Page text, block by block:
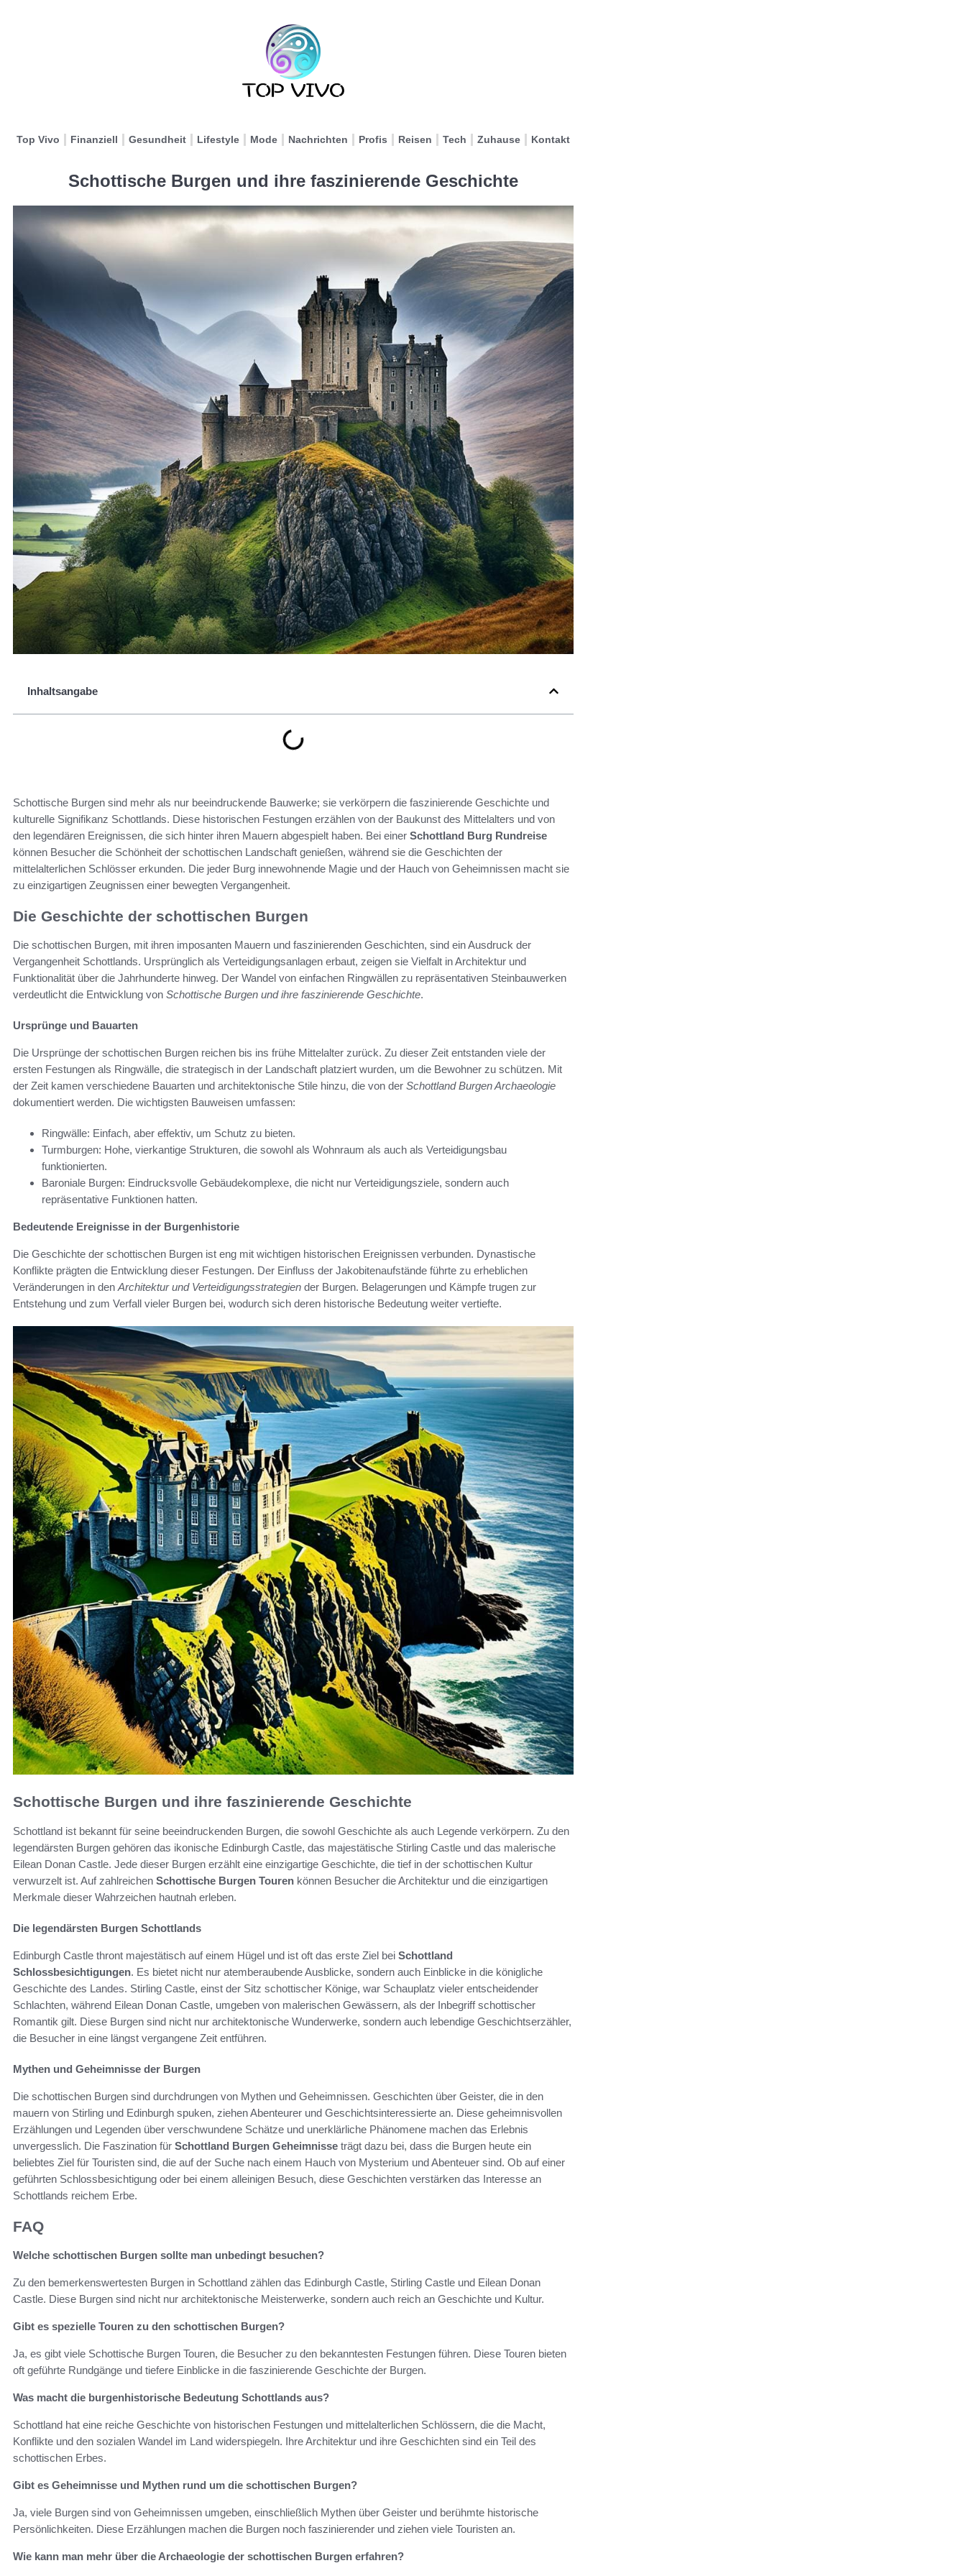
Top Vivo Finanziell Gesundheit Lifestyle Mode Nachrichten Profis Reisen Tech Zuhause Kontakt
Schottische Burgen und ihre faszinierende Geschichte
Inhaltsangabe
Schottische Burgen sind mehr als nur beeindruckende Bauwerke; sie verkörpern die faszinierende Geschichte und
kulturelle Signifikanz Schottlands. Diese historischen Festungen erzählen von der Baukunst des Mittelalters und von
den legendären Ereignissen, die sich hinter ihren Mauern abgespielt haben. Bei einer Schottland Burg Rundreise
können Besucher die Schönheit der schottischen Landschaft genießen, während sie die Geschichten der
mittelalterlichen Schlösser erkunden. Die jeder Burg innewohnende Magie und der Hauch von Geheimnissen macht sie
zu einzigartigen Zeugnissen einer bewegten Vergangenheit.
Die Geschichte der schottischen Burgen
Die schottischen Burgen, mit ihren imposanten Mauern und faszinierenden Geschichten, sind ein Ausdruck der
Vergangenheit Schottlands. Ursprünglich als Verteidigungsanlagen erbaut, zeigen sie Vielfalt in Architektur und
Funktionalität über die Jahrhunderte hinweg. Der Wandel von einfachen Ringwällen zu repräsentativen Steinbauwerken
verdeutlicht die Entwicklung von Schottische Burgen und ihre faszinierende Geschichte.
Ursprünge und Bauarten
Die Ursprünge der schottischen Burgen reichen bis ins frühe Mittelalter zurück. Zu dieser Zeit entstanden viele der
ersten Festungen als Ringwälle, die strategisch in der Landschaft platziert wurden, um die Bewohner zu schützen. Mit
der Zeit kamen verschiedene Bauarten und architektonische Stile hinzu, die von der Schottland Burgen Archaeologie
dokumentiert werden. Die wichtigsten Bauweisen umfassen:
Ringwälle: Einfach, aber effektiv, um Schutz zu bieten.
Turmburgen: Hohe, vierkantige Strukturen, die sowohl als Wohnraum als auch als Verteidigungsbau
funktionierten.
Baroniale Burgen: Eindrucksvolle Gebäudekomplexe, die nicht nur Verteidigungsziele, sondern auch
repräsentative Funktionen hatten.
Bedeutende Ereignisse in der Burgenhistorie
Die Geschichte der schottischen Burgen ist eng mit wichtigen historischen Ereignissen verbunden. Dynastische
Konflikte prägten die Entwicklung dieser Festungen. Der Einfluss der Jakobitenaufstände führte zu erheblichen
Veränderungen in denArchitektur und Verteidigungsstrategien der Burgen. Belagerungen und Kämpfe trugen zur
Entstehung und zum Verfall vieler Burgen bei, wodurch sich deren historische Bedeutung weiter vertiefte.
Schottische Burgen und ihre faszinierende Geschichte
Schottland ist bekannt für seine beeindruckenden Burgen, die sowohl Geschichte als auch Legende verkörpern. Zu den
legendärsten Burgen gehören das ikonische Edinburgh Castle, das majestätische Stirling Castle und das malerische
Eilean Donan Castle. Jede dieser Burgen erzählt eine einzigartige Geschichte, die tief in der schottischen Kultur
verwurzelt ist. Auf zahlreichen Schottische Burgen Touren können Besucher die Architektur und die einzigartigen
Merkmale dieser Wahrzeichen hautnah erleben.
Die legendärsten Burgen Schottlands
Edinburgh Castle thront majestätisch auf einem Hügel und ist oft das erste Ziel bei Schottland
Schlossbesichtigungen. Es bietet nicht nur atemberaubende Ausblicke, sondern auch Einblicke in die königliche
Geschichte des Landes. Stirling Castle, einst der Sitz schottischer Könige, war Schauplatz vieler entscheidender
Schlachten, während Eilean Donan Castle, umgeben von malerischen Gewässern, als der Inbegriff schottischer
Romantik gilt. Diese Burgen sind nicht nur architektonische Wunderwerke, sondern auch lebendige Geschichtserzähler,
die Besucher in eine längst vergangene Zeit entführen.
Mythen und Geheimnisse der Burgen
Die schottischen Burgen sind durchdrungen von Mythen und Geheimnissen. Geschichten über Geister, die in den
mauern von Stirling und Edinburgh spuken, ziehen Abenteurer und Geschichtsinteressierte an. Diese geheimnisvollen
Erzählungen und Legenden über verschwundene Schätze und unerklärliche Phänomene machen das Erlebnis
unvergesslich. Die Faszination für Schottland Burgen Geheimnisse trägt dazu bei, dass die Burgen heute ein
beliebtes Ziel für Touristen sind, die auf der Suche nach einem Hauch von Mysterium und Abenteuer sind. Ob auf einer
geführten Schlossbesichtigung oder bei einem alleinigen Besuch, diese Geschichten verstärken das Interesse an
Schottlands reichem Erbe.
FAQ
Welche schottischen Burgen sollte man unbedingt besuchen?
Zu den bemerkenswertesten Burgen in Schottland zählen das Edinburgh Castle, Stirling Castle und Eilean Donan
Castle. Diese Burgen sind nicht nur architektonische Meisterwerke, sondern auch reich an Geschichte und Kultur.
Gibt es spezielle Touren zu den schottischen Burgen?
Ja, es gibt viele Schottische Burgen Touren, die Besucher zu den bekanntesten Festungen führen. Diese Touren bieten
oft geführte Rundgänge und tiefere Einblicke in die faszinierende Geschichte der Burgen.
Was macht die burgenhistorische Bedeutung Schottlands aus?
Schottland hat eine reiche Geschichte von historischen Festungen und mittelalterlichen Schlössern, die die Macht,
Konflikte und den sozialen Wandel im Land widerspiegeln. Ihre Architektur und ihre Geschichten sind ein Teil des
schottischen Erbes.
Gibt es Geheimnisse und Mythen rund um die schottischen Burgen?
Ja, viele Burgen sind von Geheimnissen umgeben, einschließlich Mythen über Geister und berühmte historische
Persönlichkeiten. Diese Erzählungen machen die Burgen noch faszinierender und ziehen viele Touristen an.
Wie kann man mehr über die Archaeologie der schottischen Burgen erfahren?